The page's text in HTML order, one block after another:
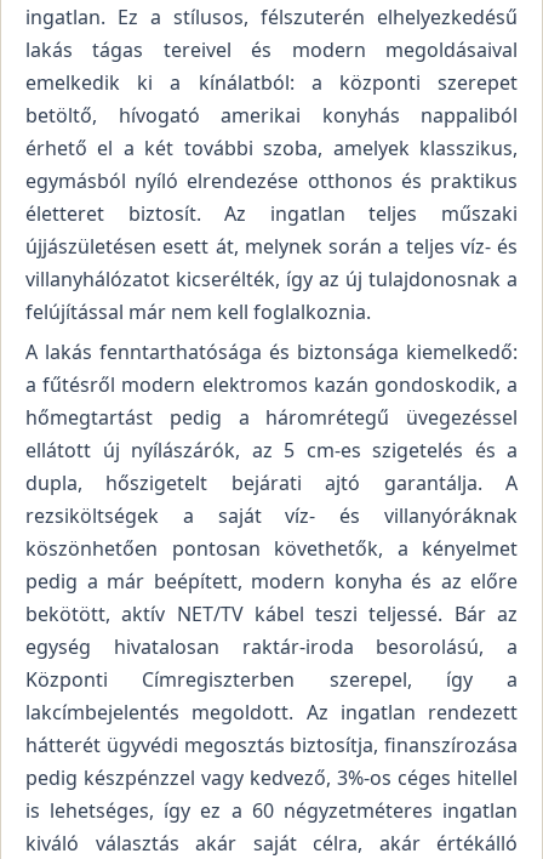
ingatlan. Ez a stílusos, félszuterén elhelyezkedésű
lakás tágas tereivel és modern megoldásaival
emelkedik ki a kínálatból: a központi szerepet
betöltő, hívogató amerikai konyhás nappaliból
érhető el a két további szoba, amelyek klasszikus,
egymásból nyíló elrendezése otthonos és praktikus
életteret biztosít. Az ingatlan teljes műszaki
újjászületésen esett át, melynek során a teljes víz- és
villanyhálózatot kicserélték, így az új tulajdonosnak a
felújítással már nem kell foglalkoznia.
A lakás fenntarthatósága és biztonsága kiemelkedő:
a fűtésről modern elektromos kazán gondoskodik, a
hőmegtartást pedig a háromrétegű üvegezéssel
ellátott új nyílászárók, az 5 cm-es szigetelés és a
dupla, hőszigetelt bejárati ajtó garantálja. A
rezsiköltségek a saját víz- és villanyóráknak
köszönhetően pontosan követhetők, a kényelmet
pedig a már beépített, modern konyha és az előre
bekötött, aktív NET/TV kábel teszi teljessé. Bár az
egység hivatalosan raktár-iroda besorolású, a
Központi Címregiszterben szerepel, így a
lakcímbejelentés megoldott. Az ingatlan rendezett
hátterét ügyvédi megosztás biztosítja, finanszírozása
pedig készpénzzel vagy kedvező, 3%-os céges hitellel
is lehetséges, így ez a 60 négyzetméteres ingatlan
kiváló választás akár saját célra, akár értékálló